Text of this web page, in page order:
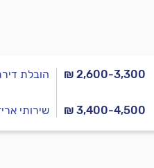
₪ 2,600-3,300
₪ 3,400-4,500
הובלת דירת 5
שירותי